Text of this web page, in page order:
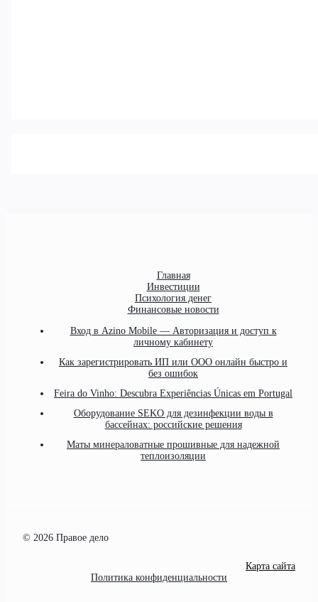
Главная
Инвестиции
Психология денег
Финансовые новости
Вход в Azino Mobile — Авторизация и доступ к
личному кабинету
Как зарегистрировать ИП или ООО онлайн быстро и
без ошибок
Feira do Vinho: Descubra Experiências Únicas em Portugal
Оборудование SEKO для дезинфекции воды в
бассейнах: российские решения
Маты минераловатные прошивные для надежной
теплоизоляции
© 2026 Правое дело
Карта сайта
Политика конфиденциальности